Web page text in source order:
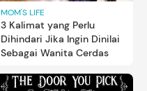
MOM'S LIFE
3 Kalimat yang Perlu
Dihindari Jika Ingin Dinilai
Sebagai Wanita Cerdas